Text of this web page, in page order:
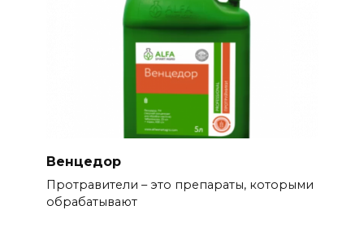
Венцедор
Протравители – это препараты, которыми
обрабатывают